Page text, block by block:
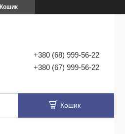
Кошик
+380 (68) 999-56-22
+380 (67) 999-56-22
Кошик